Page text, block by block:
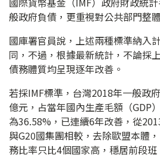
般政府負債，更重視對公共部門整
國庫署官員說，上述兩種標準納入
同，不過，根據最新統計，不論採
債務體質均呈現逐年改善。
若採IMF標準，台灣2018年一般政
億元，占當年國內生產毛額（GDP
為36.58%，已連續6年改善，從
與G20國集團相較，去除歐盟本體
務比率只比4個國家高，穩居前段班